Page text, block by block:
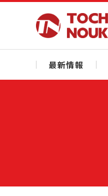
最新情報